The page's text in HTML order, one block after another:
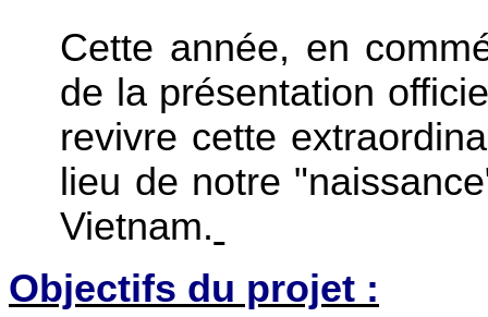
Cette année, en
de la présentation
revivre cette
lieu de notre
Vietnam.
Objectifs du projet :